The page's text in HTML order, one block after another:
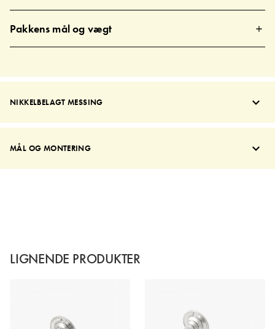
Pakkens mål og vægt
NIKKELBELAGT MESSING
MÅL OG MONTERING
LIGNENDE PRODUKTER